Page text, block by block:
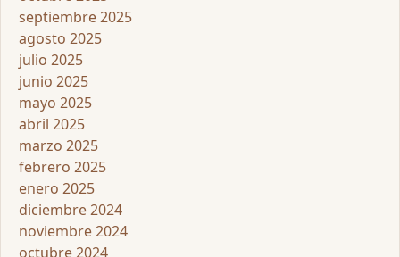
septiembre 2025
agosto 2025
julio 2025
junio 2025
mayo 2025
abril 2025
marzo 2025
febrero 2025
enero 2025
diciembre 2024
noviembre 2024
octubre 2024